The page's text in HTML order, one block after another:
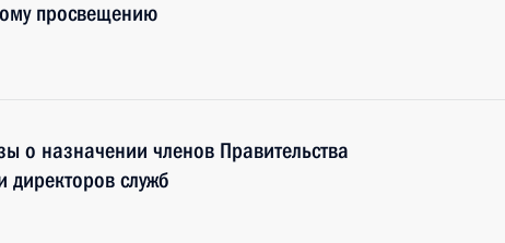
просвещению
о назначении членов Правительства
служб